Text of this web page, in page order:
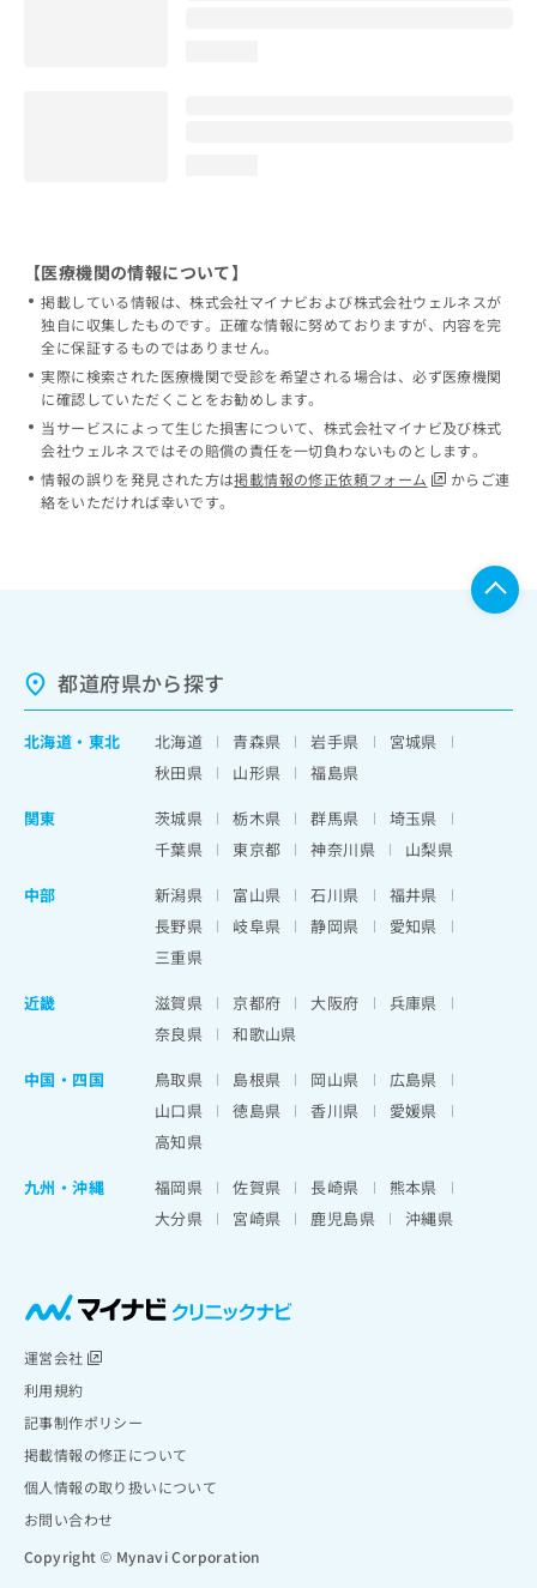
【医療機関の情報について】
掲載している情報は、株式会社マイナビおよび株式会社ウェルネスが
独自に収集したものです。正確な情報に努めておりますが、内容を完
全に保証するものではありません。
実際に検索された医療機関で受診を希望される場合は、必ず医療機関
に確認していただくことをお勧めします。
当サービスによって生じた損害について、株式会社マイナビ及び株式
会社ウェルネスではその賠償の責任を一切負わないものとします。
情報の誤りを発見された方は掲載情報の修正依頼フォーム
からご連
絡をいただければ幸いです。
都道府県から探す
北海道 ・ 東北 北海道 青森県 岩手県
宮城県
秋田県
山形県
福島県
関東
茨城県 栃木県 群馬県
埼玉県
千葉県
東京都 神奈川県
山梨県
中部
新潟県 富山県 石川県
福井県
長野県
岐阜県 静岡県
愛知県
三重県
近畿
滋賀県 京都府 大阪府
兵庫県
奈良県
和歌山県
中国・四国
鳥取県 島根県 岡山県
広島県
山口県
徳島県 香川県
愛媛県
高知県
九州・沖縄
福岡県 佐賀県 長崎県
熊本県
大分県
宮崎県 鹿児島県 沖縄県
運営会社
利用規約
記事制作ポリシー
掲載情報の修正について
個人情報の取り扱いについて
お問い合わせ
Copyright © Mynavi Corporation